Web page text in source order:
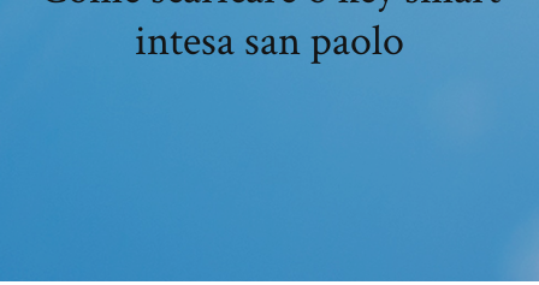
intesa san paolo